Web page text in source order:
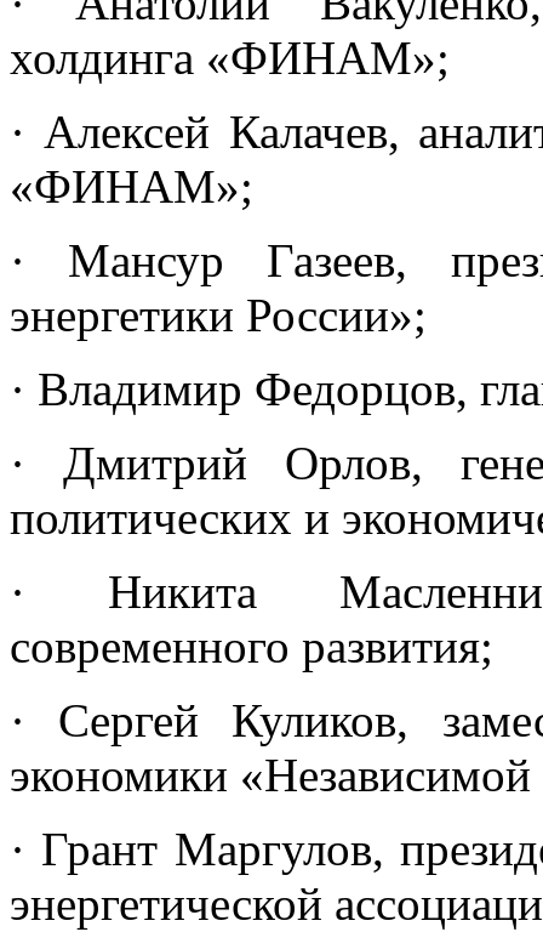
холдинга «ФИНАМ»;
· Алексей Калачев,
«ФИНАМ»;
· Мансур Газеев,
энергетики России»;
· Владимир Федорцов,
· Дмитрий Орлов,
политических и
· Никита
современного развития;
· Сергей Куликов,
экономики «Независимой
· Грант Маргулов,
энергетической